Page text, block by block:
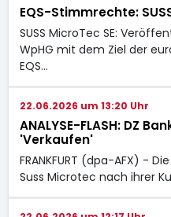
EQS-Stimmrechte:
SUSS MicroTec SE:
WpHG mit dem Ziel der
EQS…
22.06.2026 um 13:20 Uhr
ANALYSE-FLASH: DZ
'Verkaufen'
FRANKFURT (dpa-AFX) -
Suss Microtec nach ihrer